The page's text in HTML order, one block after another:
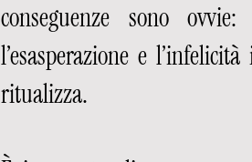
conseguenze sono
l’esasperazione e
ritualizza.